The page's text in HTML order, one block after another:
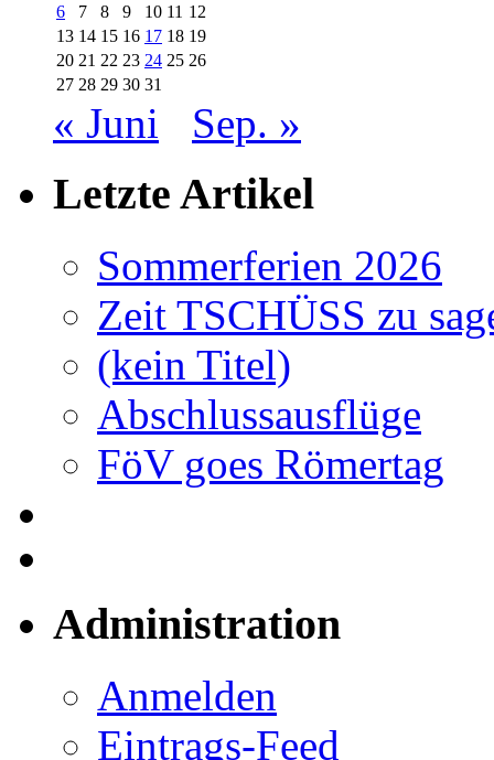
6
7 8 9 10 11 12
13 14 15 16 17 18 19
20 21 22 23 24 25 26
27 28 29 30 31
« Juni Sep. »
Letzte Artikel
Sommerferien 2026
Zeit TSCHÜSS zu
(kein Titel)
Abschlussausflüge
FöV goes Römertag
Administration
Anmelden
Eintrags-Feed